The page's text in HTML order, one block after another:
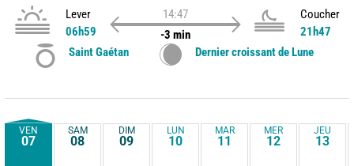
Lever
06h59
14:47
-3 min
Coucher
21h47
Saint Gaétan
Dernier croissant de Lune
VEN
07
SAM
08
DIM
09
LUN
10
MAR
11
MER
12
JEU
13